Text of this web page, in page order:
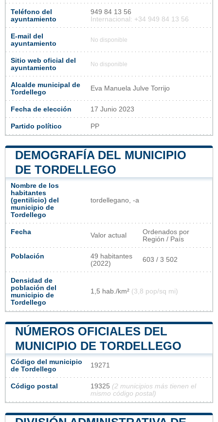
Teléfono del
ayuntamiento
949 84 13 56
Internacional: +34 949 84 13 56
E-mail del
ayuntamiento
No disponible
Sitio web oficial del
ayuntamiento
No disponible
Alcalde municipal de
Tordellego
Eva Manuela Julve Torrijo
Fecha de elección 17 Junio 2023
Partido político PP
DEMOGRAFÍA DEL MUNICIPIO
DE TORDELLEGO
Nombre de los
habitantes
(gentilicio) del
municipio de
Tordellego
tordellegano, -a
Fecha Valor actual
Ordenados por
Región / País
Población
49 habitantes
(2022)
603 / 3 502
Densidad de
población del
municipio de
Tordellego
1,5 hab./km² (3,8 pop/sq mi)
NÚMEROS OFICIALES DEL
MUNICIPIO DE TORDELLEGO
Código del municipio
de Tordellego
19271
Código postal 19325 (2 municipios más tienen el
mismo código postal)